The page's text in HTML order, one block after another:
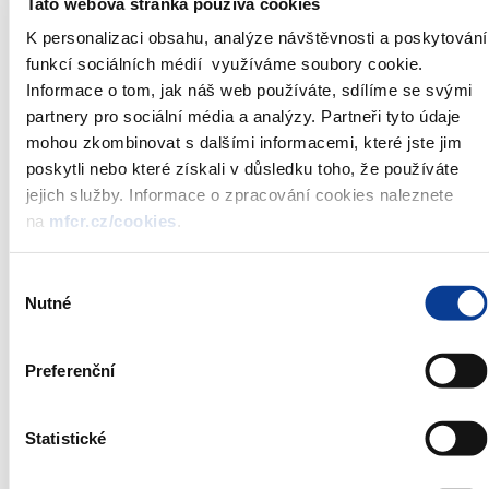
K personalizaci obsahu, analýze návštěvnosti a poskytování
funkcí sociálních médií využíváme soubory cookie.
Informace o tom, jak náš web používáte, sdílíme se svými
partnery pro sociální média a analýzy. Partneři tyto údaje
mohou zkombinovat s dalšími informacemi, které jste jim
poskytli nebo které získali v důsledku toho, že používáte
jejich služby. Informace o zpracování cookies naleznete
na mfcr.cz/cookies.
souhlasu
Nutné
Preferenční
Statistické
HOLDING
likvidaci"
45144419 00053 4001 7 263 533 000
ČEPRO, a.s. 60193531 11412 4002
5 660 000 000
Letiště Praha, a.s.
28244532 27 031 563 596